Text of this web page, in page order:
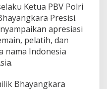
Ketua PBV Polri
Presisi.
apresiasi
pelatih, dan
nama Indonesia
Bhayangkara